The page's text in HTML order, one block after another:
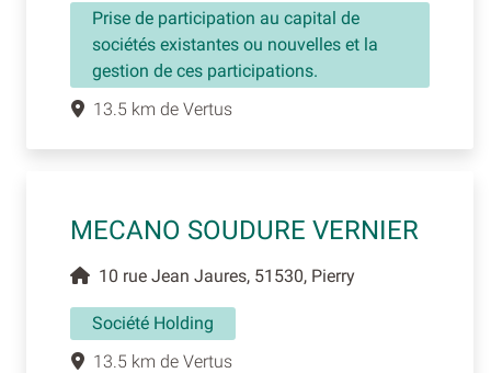
Prise de participation au capital de
sociétés existantes ou nouvelles et la
gestion de ces participations.
13.5 km de Vertus
MECANO SOUDURE VERNIER
10 rue Jean Jaures, 51530, Pierry
Société Holding
13.5 km de Vertus